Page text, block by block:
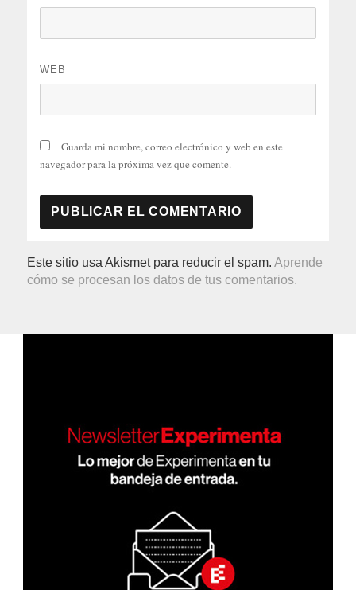
WEB
Guarda mi nombre, correo electrónico y web en este
navegador para la próxima vez que comente.
Este sitio usa Akismet para reducir el spam.Aprende
cómo se procesan los datos de tus comentarios.